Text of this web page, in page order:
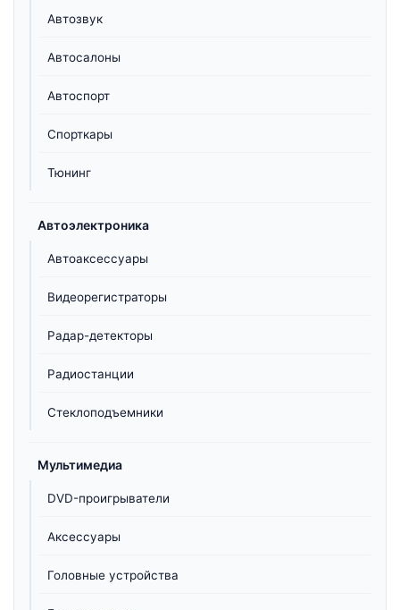
Автозвук
Автосалоны
Автоспорт
Спорткары
Тюнинг
Автоэлектроника
Автоаксессуары
Видеорегистраторы
Радар-детекторы
Радиостанции
Стеклоподъемники
Мультимедиа
DVD-проигрыватели
Аксессуары
Головные устройства